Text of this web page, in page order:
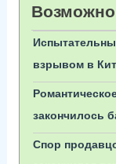
взрывом в
закончилось
Спор